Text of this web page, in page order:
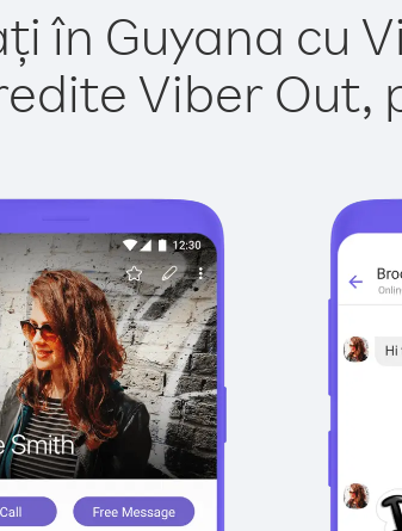
în Guyana cu
Viber Out,